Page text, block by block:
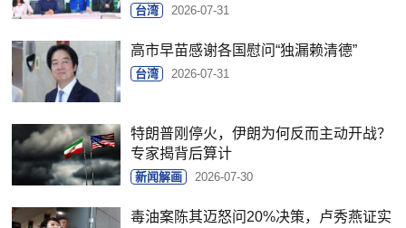
台湾 2026-07-31
高市早苗感谢各国慰问“独漏赖清德”
台湾 2026-07-31
特朗普刚停火，伊朗为何反而主动开战？
专家揭背后算计
新闻解画 2026-07-30
毒油案陈其迈怒问20%决策，卢秀燕证实